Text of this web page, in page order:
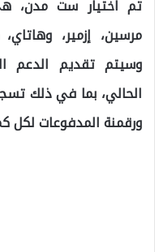
تم اختيار ست مدن،
مرسين، إزمير،
وسيتم تقديم الدعم
الحالي، بما في ذلك
ورقمنة المدفوعات لكل